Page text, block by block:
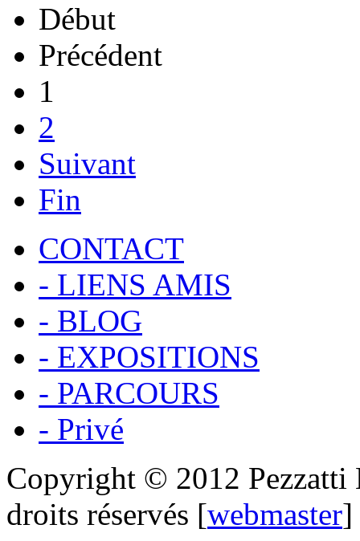
Début
Précédent
1
2
Suivant
Fin
CONTACT
- LIENS AMIS
- BLOG
- EXPOSITIONS
- PARCOURS
- Privé
Copyright © 2012 Pezzatti
droits réservés [webmaster]